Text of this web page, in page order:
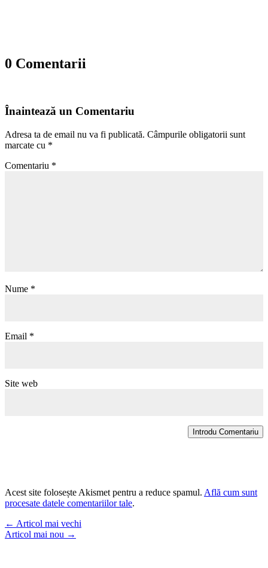
0 Comentarii
Înaintează un Comentariu
Adresa ta de email nu va fi publicată. Câmpurile obligatorii sunt
marcate cu *
Comentariu *
Nume *
Email *
Site web
Introdu Comentariu
Acest site folosește Akismet pentru a reduce spamul. Află cum sunt
procesate datele comentariilor tale.
← Articol mai vechi
Articol mai nou →